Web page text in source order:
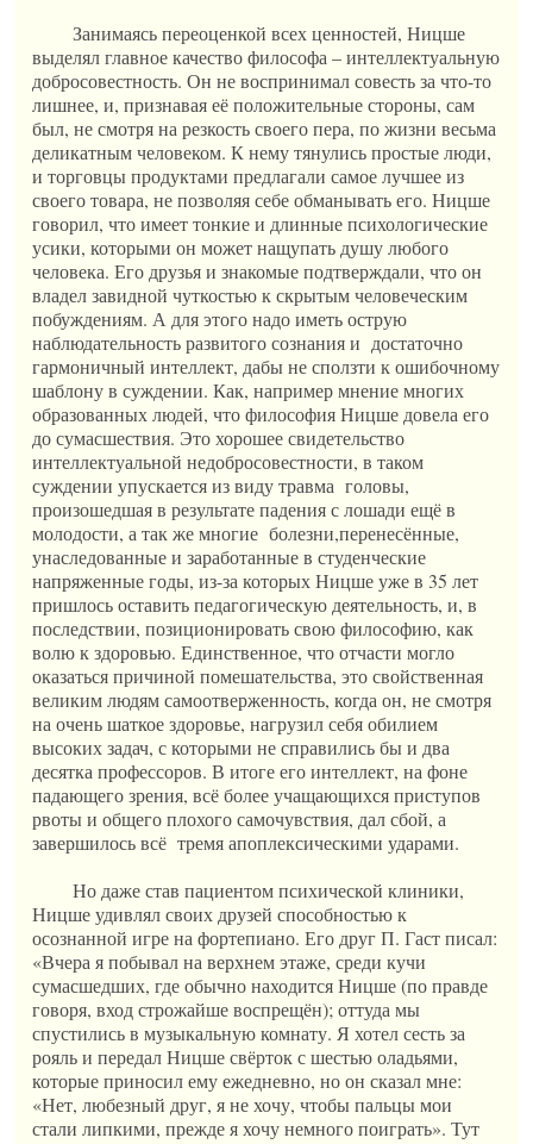
Занимаясь переоценкой всех ценностей, Ницше
выделял главное качество философа – интеллектуальную
добросовестность. Он не воспринимал совесть за что-то
лишнее, и, признавая её положительные стороны, сам
был, не смотря на резкость своего пера, по жизни весьма
деликатным человеком. К нему тянулись простые люди,
и торговцы продуктами предлагали самое лучшее из
своего товара, не позволяя себе обманывать его. Ницше
говорил, что имеет тонкие и длинные психологические
усики, которыми он может нащупать душу любого
человека. Его друзья и знакомые подтверждали, что он
владел завидной чуткостью к скрытым человеческим
побуждениям. А для этого надо иметь острую
наблюдательность развитого сознания и достаточно
гармоничный интеллект, дабы не сползти к ошибочному
шаблону в суждении. Как, например мнение многих
образованных людей, что философия Ницше довела его
до сумасшествия. Это хорошее свидетельство
интеллектуальной недобросовестности, в таком
суждении упускается из виду травма головы,
произошедшая в результате падения с лошади ещё в
молодости, а так же многие болезни,перенесённые,
унаследованные и заработанные в студенческие
напряженные годы, из-за которых Ницше уже в 35 лет
пришлось оставить педагогическую деятельность, и, в
последствии, позиционировать свою философию, как
волю к здоровью. Единственное, что отчасти могло
оказаться причиной помешательства, это свойственная
великим людям самоотверженность, когда он, не смотря
на очень шаткое здоровье, нагрузил себя обилием
высоких задач, с которыми не справились бы и два
десятка профессоров. В итоге его интеллект, на фоне
падающего зрения, всё более учащающихся приступов
рвоты и общего плохого самочувствия, дал сбой, а
завершилось всё тремя апоплексическими ударами.
Но даже став пациентом психической клиники,
Ницше удивлял своих друзей способностью к
осознанной игре на фортепиано. Его друг П. Гаст писал:
«Вчера я побывал на верхнем этаже, среди кучи
сумасшедших, где обычно находится Ницше (по правде
говоря, вход строжайше воспрещён); оттуда мы
спустились в музыкальную комнату. Я хотел сесть за
рояль и передал Ницше свёрток с шестью оладьями,
которые приносил ему ежедневно, но он сказал мне:
«Нет, любезный друг, я не хочу, чтобы пальцы мои
стали липкими, прежде я хочу немного поиграть». Тут